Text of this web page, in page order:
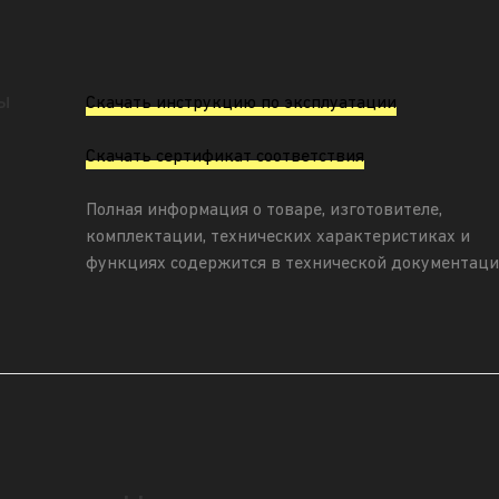
Скачать инструкцию по эксплуатации
Скачать сертификат соответствия
Полная информация о товаре, изготовителе,
комплектации, технических характеристиках и
функциях содержится в технической